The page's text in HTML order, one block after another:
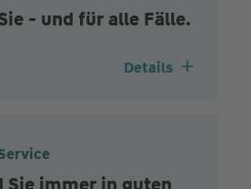
- und für alle Fälle.
Details